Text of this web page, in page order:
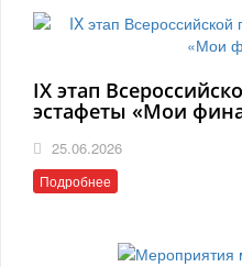
IX этап
эстафеты «Мои
25.06.2026
Подробнее